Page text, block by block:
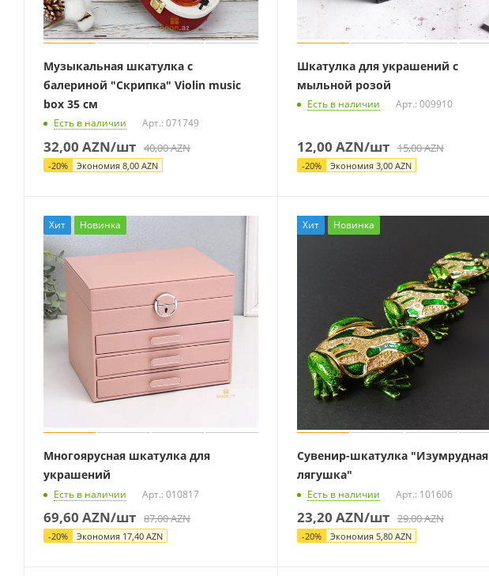
Музыкальная шкатулка с
балериной "Скрипка" Violin music
box 35 см
Есть в наличии Арт.: 071749
32,00 AZN/шт 40,00AZN
-20% Экономия 8,00 AZN
Шкатулка для украшений с
мыльной розой
Есть в наличии Арт.: 009910
12,00 AZN/шт 15,00AZN
-20% Экономия 3,00AZN
Хит Новинка
Многоярусная шкатулка для
украшений
Есть в наличии Арт.: 010817
69,60 AZN/шт 87,00AZN
-20% Экономия 17,40 AZN
Хит Новинка
Сувенир-шкатулка "Изумрудная
лягушка"
Есть в наличии Арт.: 101606
23,20 AZN/шт 29,00AZN
-20% Экономия 5,80AZN